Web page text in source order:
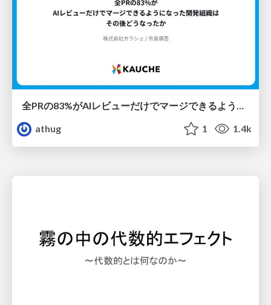
全PRの83%がAIレビューだけでマージできるようになった開発組織はその後どうなったか
athug
1 1.4k